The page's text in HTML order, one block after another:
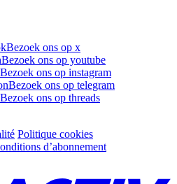
Bezoek ons op x
Bezoek ons op youtube
Bezoek ons op instagram
Bezoek ons op telegram
Bezoek ons op threads
Politique cookies
d’abonnement